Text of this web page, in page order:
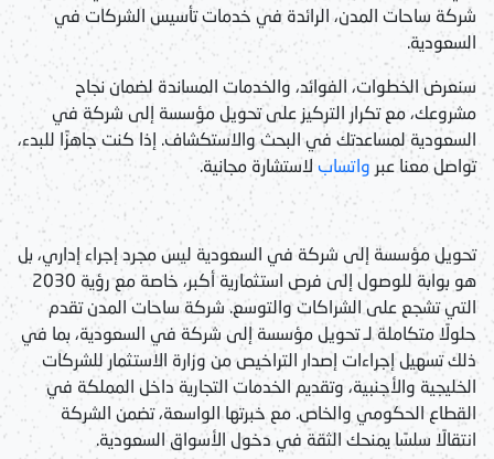
شركة ساحات المدن، الرائدة في خدمات تأسيس الشركات في
السعودية
سنعرض الخطوات، الفوائد، والخدمات المساندة لضمان نجاح
مشروعك، مع تكرار التركيز علىتحويل مؤسسة إلى شركة في
السعودية لمساعدتك في البحث والاستكشاف. إذا كنت جاهزًا للبدء،
تواصل معنا عبر واتساب لاستشارة مجانية.
تحويل مؤسسة إلى شركة في السعودية ليس مجرد إجراء إداري، بل
هو بوابة للوصول إلى فرص استثمارية أكبر، خاصة مع رؤية 2030
التي تشجع على الشراكات والتوسع. شركة ساحات المدن تقدم
حلولًا متكاملة لـتحويل مؤسسة إلى شركة في السعودية، بما في
ذلك تسهيل إجراءات إصدار التراخيص من وزارة الاستثمار للشركات
الخليجية والأجنبية، وتقديم الخدمات التجارية داخل المملكة في
القطاع الحكومي والخاص. مع خبرتها الواسعة، تضمن الشركة
انتقالًا سلسًا يمنحك الثقة في دخول الأسواق السعودية.